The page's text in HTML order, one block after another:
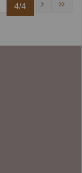
4/4